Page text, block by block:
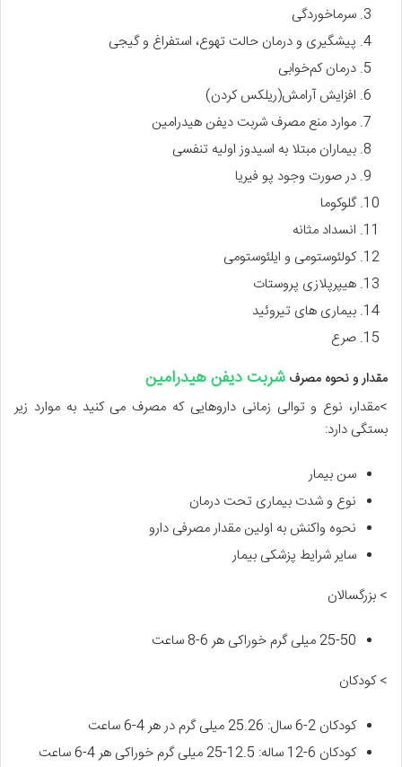
سرماخوردگی
پیشگیری و درمان حالت تهوع، استفراغ و گیجی
درمان کم‌خوابی
افزایش آرامش(ریلکس کردن)
موارد منع مصرف شربت دیفن هیدرامین
بیماران مبتلا به اسیدوز اولیه تنفسی
در صورت وجود پو فیریا
گلوکوما
انسداد مثانه
کولئوستومی و ایلئوستومی
هیپرپلازی پروستات
بیماری های تیروئید
صرع
مقدار و نحوه مصرف شربت دیفن هیدرامین
>مقدار، نوع و توالی زمانی داروهایی که مصرف می کنید به موارد زیر
بستگی دارد:
سن بیمار
نوع و شدت بیماری تحت درمان
نحوه واکنش به اولین مقدار مصرفی دارو
سایر شرایط پزشکی بیمار
> بزرگسالان
25-50 میلی گرم خوراکی هر 6-8 ساعت
> کودکان
کودکان 2-6 سال: 25.26 میلی گرم در هر 4-6 ساعت
کودکان 6-12 ساله: 12.5-25 میلی گرم خوراکی هر 4-6 ساعت